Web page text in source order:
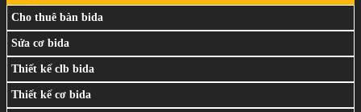
Cho thuê bàn bida
Sửa cơ bida
Thiết kế clb bida
Thiết kế cơ bida